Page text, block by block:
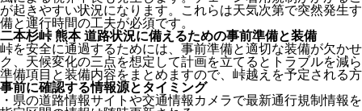
が起きやすい状況になります。これらは天気次第で突然発生
備と運行時間の工夫が必須です。
二本杉峠 熊本 道路状況に備えるための事前準備と装備
峠を安全に通過するためには、事前準備と適切な装備が欠か
ク、天候変化の三点を想定して計画を立てるとトラブルを減
準備項目と装備内容をまとめますので、峠越えを予定される
事前に確認する情報源とタイミング
・県の道路情報サイトや交通情報カメラで最新通行規制情報